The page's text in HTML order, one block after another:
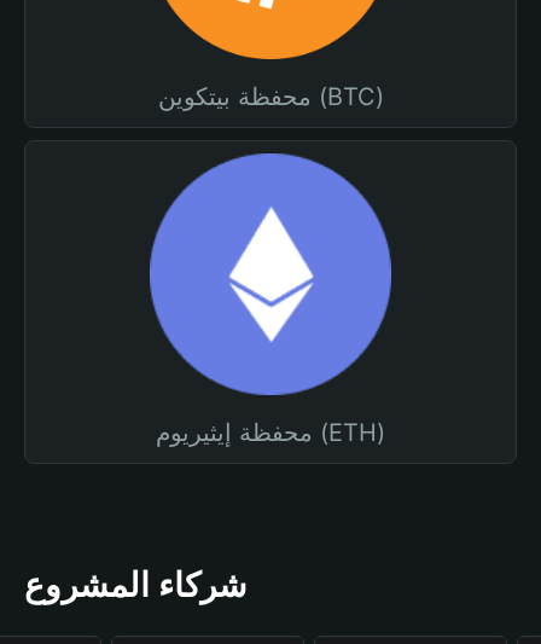
محفظة بيتكوين (BTC)
محفظة إيثيريوم (ETH)
شركاء المشروع